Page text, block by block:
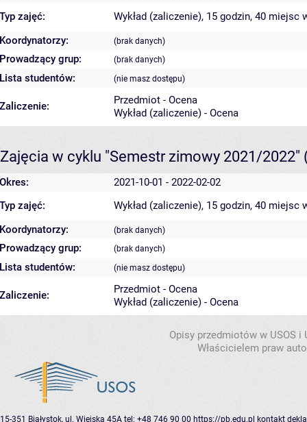
Typ zajęć:
Wykład (zaliczenie), 15 godzin, 40 miejsc
Koordynatorzy:
(brak danych)
Prowadzący grup: (brak danych)
Lista studentów: (nie masz dostępu)
Zaliczenie:
Przedmiot - Ocena
Wykład (zaliczenie) - Ocena
Zajęcia w cyklu "Semestr zimowy 2021/2022"
Okres:
2021-10-01 - 2022-02-02
Typ zajęć:
Wykład (zaliczenie), 15 godzin, 40 miejsc
Koordynatorzy:
(brak danych)
Prowadzący grup: (brak danych)
Lista studentów: (nie masz dostępu)
Zaliczenie:
Przedmiot - Ocena
Wykład (zaliczenie) - Ocena
Opisy przedmiotów w USOS
Właścicielem praw
15-351 Białystok, ul. Wiejska 45A tel: +48 746 90 00 https://pb.edu.pl kontakt